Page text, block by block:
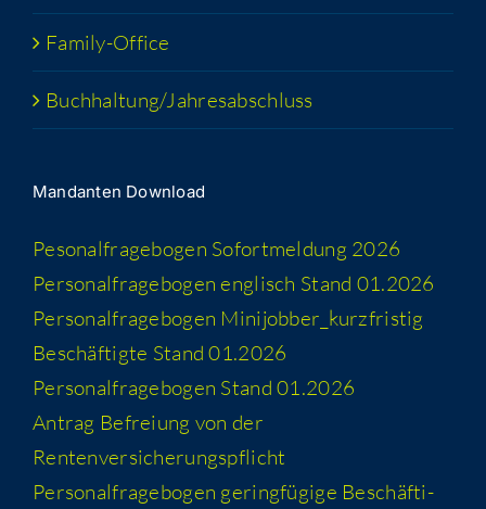
Fami­­ly-Office
Buchhaltung/​​Jahresabschluss
Man­dan­ten Download
Peso­nal­fra­ge­bo­gen Sofort­mel­dung 2026
Per­so­nal­fra­ge­bo­gen eng­lisch Stand 01.2026
Per­so­nal­fra­ge­bo­gen Minijobber_​kurzfristig
Beschäf­tig­te Stand 01.2026
Per­so­nal­fra­ge­bo­gen Stand 01.2026
Antrag Befrei­ung von der
Rentenversicherungspflicht
Per­so­nal­fra­ge­bo­gen gering­fü­gi­ge Beschäf­ti­